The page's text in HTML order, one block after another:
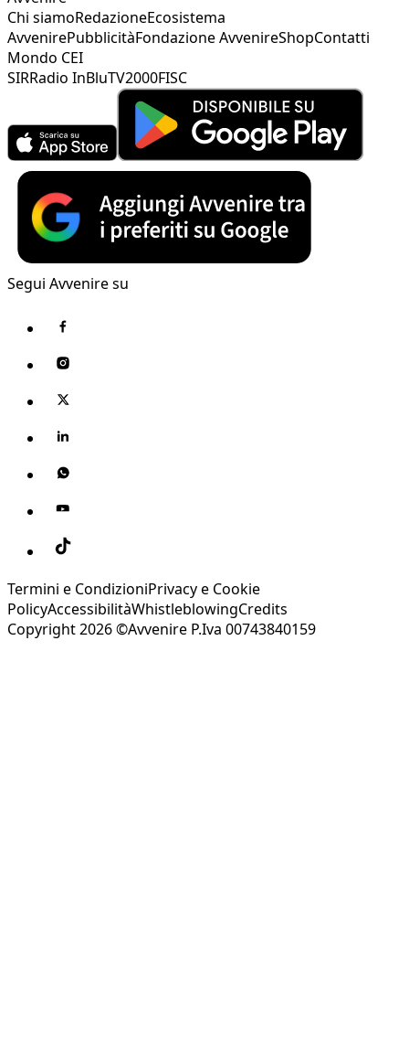
Chi siamoRedazioneEcosistema
AvvenirePubblicitàFondazione AvvenireShopContatti
Mondo CEI
SIRRadio InBluTV2000FISC
Segui Avvenire su
Termini e CondizioniPrivacy e Cookie
PolicyAccessibilitàWhistleblowingCredits
Copyright 2026 ©Avvenire P.Iva 00743840159